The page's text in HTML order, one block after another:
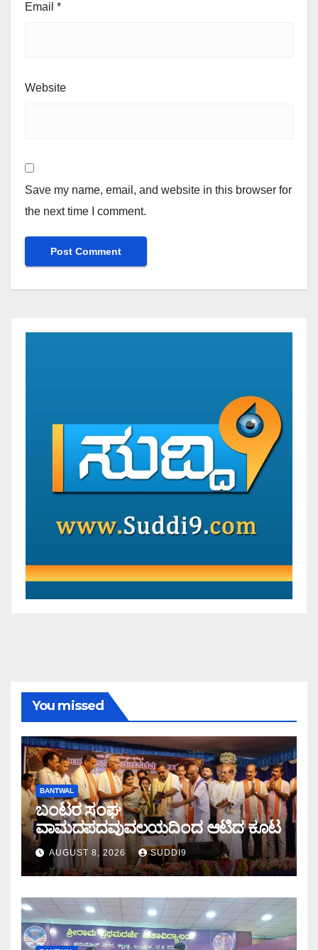
Email *
Website
Save my name, email, and website in this browser for
the next time I comment.
You missed
BANTWAL
ಬಂಟರ ಸಂಘ
ವಾಮದಪದವುವಲಯದಿಂದ ಆಟಿದ ಕೂಟ
AUGUST 8, 2026 SUDDI9